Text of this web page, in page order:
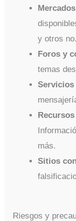
y otros no.
Foros y
temas
más.
Sitios
Riesgos y